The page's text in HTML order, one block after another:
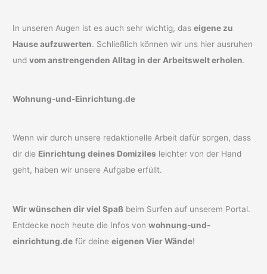
In unseren Augen ist es auch sehr wichtig, daseigene zu
Hause aufzuwerten. Schließlich können wir uns hier ausruhen
undvom anstrengenden Alltag in der Arbeitswelt erholen.
Wohnung-und-Einrichtung.de
Wenn wir durch unsere redaktionelle Arbeit dafür sorgen, dass
dir die Einrichtung deines Domiziles leichter von der Hand
geht, haben wir unsere Aufgabe erfüllt.
Wir wünschen dir viel Spaß beim Surfen auf unserem Portal.
Entdecke noch heute die Infos vonwohnung-und-
einrichtung.de für deineeigenen Vier Wände!